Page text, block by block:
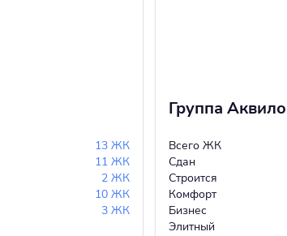
13 ЖК
11 ЖК
2 ЖК
10 ЖК
3 ЖК
Группа
Всего ЖК
Сдан
Строится
Комфорт
Бизнес
Элитный